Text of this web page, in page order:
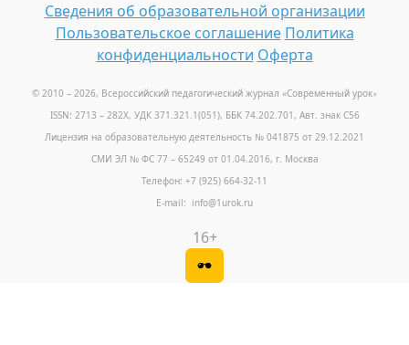
Сведения об образовательной организации
Пользовательское соглашение Политика
конфиденциальности Оферта
© 2010 – 2026, Всероссийский педагогический журнал «Современный урок»
ISSN: 2713 – 282X, УДК 371.321.1(051), ББК 74.202.701, Авт. знак С56
Лицензия на образовательную деятельность № 041875 от 29.12.2021
СМИ ЭЛ № ФС 77 – 65249 от 01.04.2016, г. Москва
Телефон: +7 (925) 664-32-11
E-mail: info@1urok.ru
16+